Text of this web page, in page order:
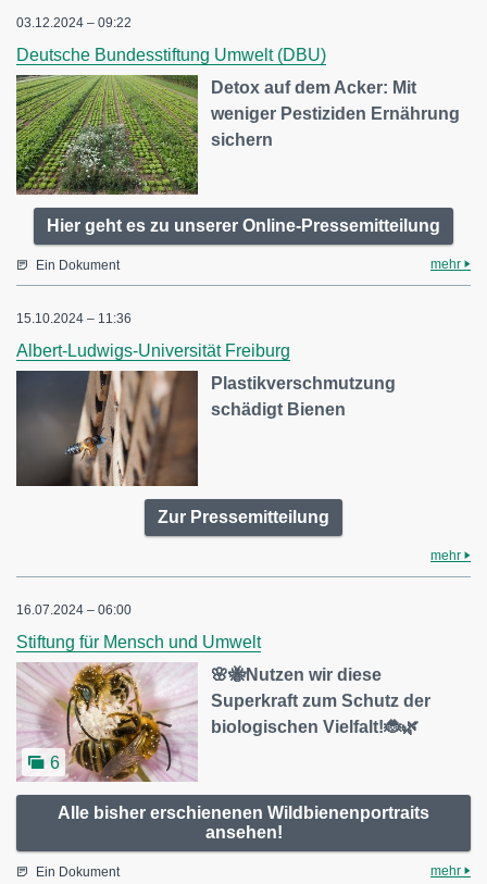
03.12.2024 – 09:22
Deutsche Bundesstiftung Umwelt (DBU)
Detox auf dem Acker: Mit
weniger Pestiziden Ernährung
sichern
Hier geht es zu unserer Online-Pressemitteilung
Ein Dokument mehr
15.10.2024 – 11:36
Albert-Ludwigs-Universität Freiburg
Plastikverschmutzung
schädigt Bienen
Zur Pressemitteilung
mehr
16.07.2024 – 06:00
Stiftung für Mensch und Umwelt
6
🌸🐝Nutzen wir diese
Superkraft zum Schutz der
biologischen Vielfalt!🐞🌿
Alle bisher erschienenen Wildbienenportraits
ansehen!
Ein Dokument mehr